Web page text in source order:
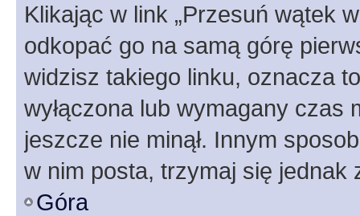
Klikając w link „Przesuń wątek
odkopać go na samą górę
widzisz takiego linku, oznacza
wyłączona lub wymagany czas
jeszcze nie minął. Innym
w nim posta, trzymaj się jednak
Góra